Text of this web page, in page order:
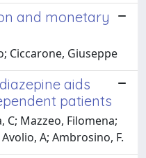
and monetary
Ciccarone, Giuseppe
aids
patients
C; Mazzeo, Filomena;
Avolio, A; Ambrosino, F.